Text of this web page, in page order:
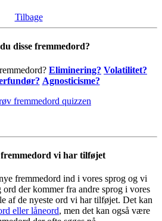
Tilbage
disse fremmedord?
Eliminering? Volatilitet?
Agnosticisme?
fremmedord quizzen
fremmedord vi har tilføjet
fremmedord ind i vores sprog og vi
der kommer fra andre sprog i vores
af de nyeste ord vi har tilføjet. Det kan
eller låneord, men det kan også være